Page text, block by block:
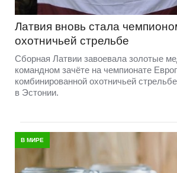
Латвия вновь стала
охотничьей стрельбе
Сборная Латвии завоевала золотые
командном зачёте на чемпионате
комбинированной охотничьей
в Эстонии.
В МИРЕ